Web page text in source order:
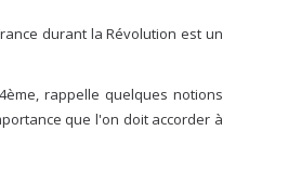
durant la Révolution est un
rappelle quelques notions
que l'on doit accorder à